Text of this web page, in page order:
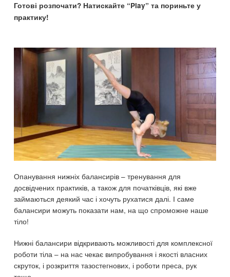
Готові розпочати? Натискайте “Play” та пориньте у
практику!
Опанування нижніх балансирів – тренування для
досвідчених практиків, а також для початківців, які вже
займаються деякий час і хочуть рухатися далі. І саме
балансири можуть показати нам, на що спроможне наше
тіло!
Нижні балансири відкривають можливості для комплексної
роботи тіла – на нас чекає випробування і якості власних
скруток, і розкриття тазостегнових, і роботи преса, рук